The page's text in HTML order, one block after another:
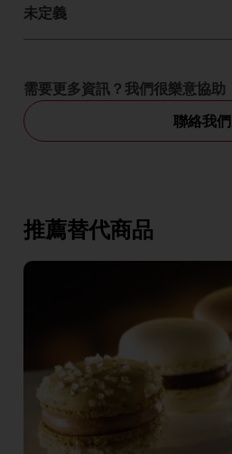
未定義
需要更多資訊？我們很樂意協助
聯絡我們
推薦替代商品